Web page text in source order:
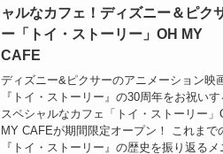
ャルなカフェ！ディズニー＆ピク
ー「トイ・ストーリー」OH MY
CAFE
ディズニー&ピクサーのアニメーション映
『トイ・ストーリー』の30周年をお祝いす
スペシャルなカフェ「トイ・ストーリー」
MY CAFEが期間限定オープン！ これまで
『トイ・ストーリー』の歴史を振り返るメ